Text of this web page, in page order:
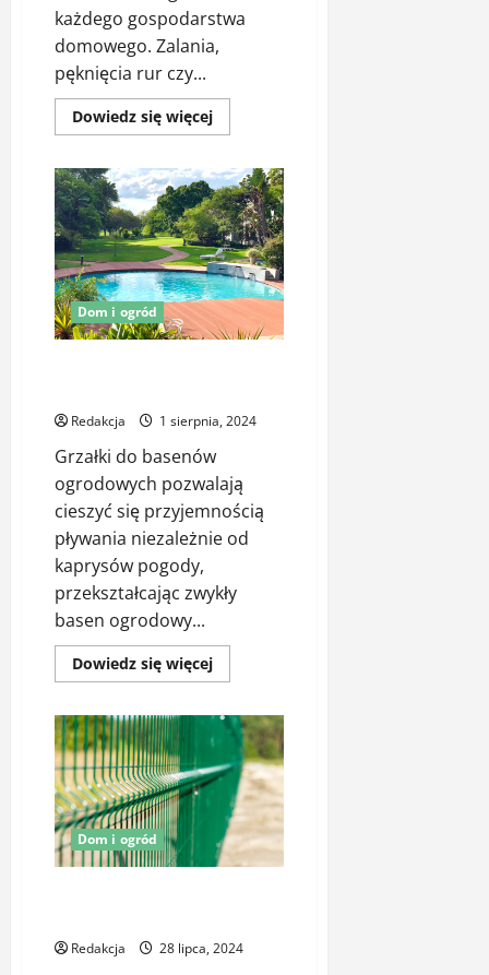
każdego gospodarstwa
domowego. Zalania,
pęknięcia rur czy...
Dowiedz się więcejDowiedz
się
Rozpoznawanie
i
radzenie
sobie
z
awariami
hydraulicznymi
Dom i ogród
Redakcja 1 sierpnia, 2024
Grzałki do basenów
ogrodowych pozwalają
cieszyć się przyjemnością
pływania niezależnie od
kaprysów pogody,
przekształcając zwykły
basen ogrodowy...
Dowiedz się więcejDowiedz
się
Grzałka
do
basenu
ogrodowego
–
przedłuż
sezon
kąpielowy
Dom i ogród
Redakcja 28 lipca, 2024